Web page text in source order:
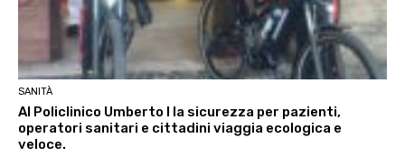
SANITÀ
Al Policlinico Umberto I la sicurezza per pazienti,
operatori sanitari e cittadini viaggia ecologica e
veloce.